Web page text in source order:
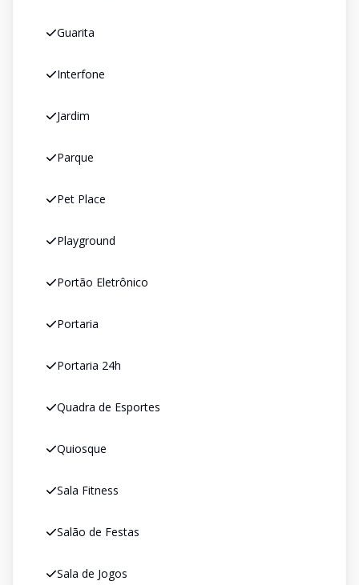
Guarita
Interfone
Jardim
Parque
Pet Place
Playground
Portão Eletrônico
Portaria
Portaria 24h
Quadra de Esportes
Quiosque
Sala Fitness
Salão de Festas
Sala de Jogos